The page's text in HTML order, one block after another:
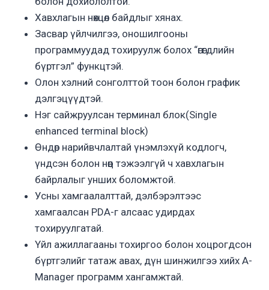
Хавхлагын нөхцөл байдлыг хянах.
Засвар үйлчилгээ, оношилгооны
программуудад тохируулж болох “өгөгдлийн
бүртгэл” функцтэй.
Олон хэлний сонголттой тоон болон график
дэлгэцүүдтэй.
Нэг сайжруулсан терминал блок(Single
enhanced terminal block)
Өндөр нарийвчлалтай үнэмлэхүй кодлогч,
үндсэн болон нөөц тэжээлгүй ч хавхлагын
байрлалыг унших боломжтой.
Усны хамгаалалттай, дэлбэрэлтээс
хамгаалсан PDA-г алсаас удирдах
тохируулгатай.
Үйл ажиллагааны тохиргоо болон хоцрогдсон
бүртгэлийг татаж авах, дүн шинжилгээ хийх A-
Manager программ хангамжтай.